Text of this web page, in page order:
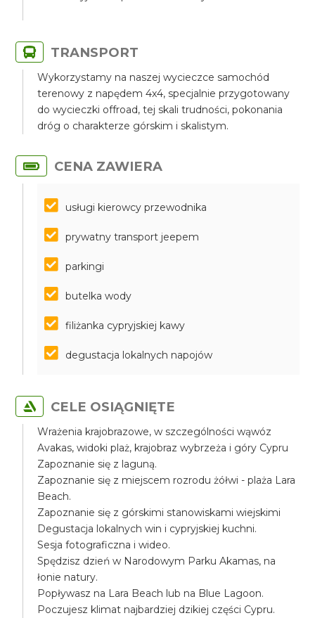
TRANSPORT
Wykorzystamy na naszej wycieczce samochód
terenowy z napędem 4x4, specjalnie przygotowany
do wycieczki offroad, tej skali trudności, pokonania
dróg o charakterze górskim i skalistym.
CENA ZAWIERA
usługi kierowcy przewodnika
prywatny transport jeepem
parkingi
butelka wody
filiżanka cypryjskiej kawy
degustacja lokalnych napojów
CELE OSIĄGNIĘTE
Wrażenia krajobrazowe, w szczególności wąwóz
Avakas, widoki plaż, krajobraz wybrzeża i góry Cypru
Zapoznanie się z laguną.
Zapoznanie się z miejscem rozrodu żółwi - plaża Lara
Beach.
Zapoznanie się z górskimi stanowiskami wiejskimi
Degustacja lokalnych win i cypryjskiej kuchni.
Sesja fotograficzna i wideo.
Spędzisz dzień w Narodowym Parku Akamas, na
łonie natury.
Popływasz na Lara Beach lub na Blue Lagoon.
Poczujesz klimat najbardziej dzikiej części Cypru.